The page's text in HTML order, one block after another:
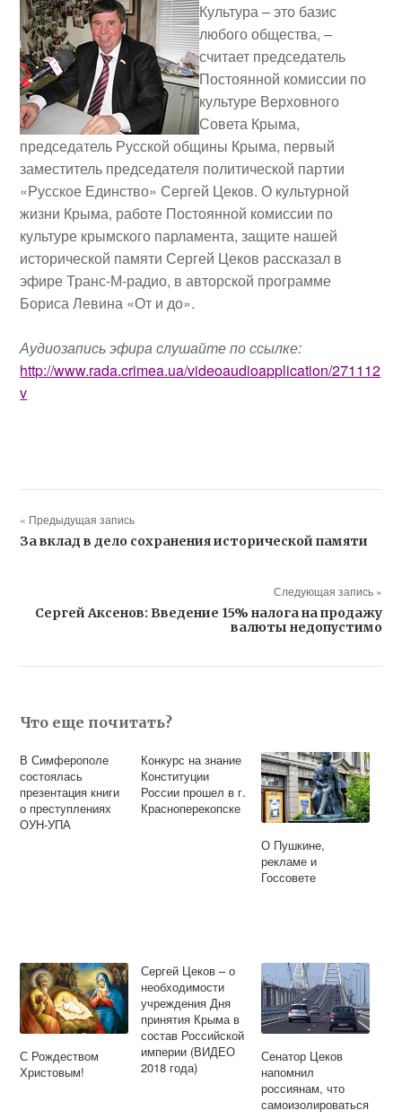
Культура – это базис
любого общества, –
считает председатель
Постоянной комиссии по
культуре Верховного
Совета Крыма,
председатель Русской общины Крыма, первый
заместитель председателя политической партии
«Русское Единство»Сергей Цеков. О культурной
жизни Крыма, работе Постоянной комиссии по
культуре крымского парламента, защите нашей
исторической памяти Сергей Цеков рассказал в
эфире Транс-М-радио, вавторской программе
Бориса Левина «От и до».
Аудиозапись эфира слушайте по ссылке:
http://www.rada.crimea.ua/videoaudioapplication/271112
v
« Предыдущая запись
За вклад в дело сохранения исторической памяти
Следующая запись »
Сергей Аксенов: Введение 15% налога на продажу
валюты недопустимо
Что еще почитать?
В Симферополе
состоялась
презентация книги
о преступлениях
ОУН-УПА
Конкурс на знание
Конституции
России прошел в г.
Красноперекопске
О Пушкине,
рекламе и
Госсовете
С Рождеством
Христовым!
Сергей Цеков – о
необходимости
учреждения Дня
принятия Крыма в
состав Российской
империи (ВИДЕО
2018 года)
Сенатор Цеков
напомнил
россиянам, что
самоизолироваться